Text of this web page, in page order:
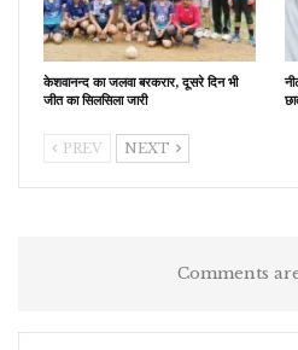
केशवानन्द का जलवा बरकरार, दूसरे दिन भी
जीत का सिलसिला जारी
PREV NEXT
Comments